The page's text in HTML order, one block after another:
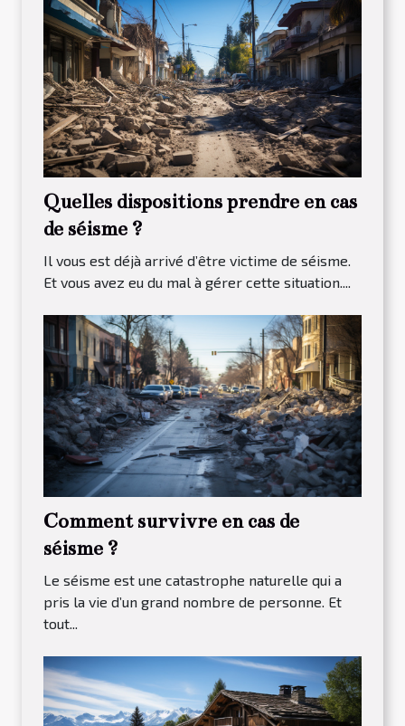
Quelles dispositions prendre en cas
de séisme ?
Il vous est déjà arrivé d’être victime de séisme.
Et vous avez eu du mal à gérer cette situation....
Comment survivre en cas de
séisme ?
Le séisme est une catastrophe naturelle qui a
pris la vie d’un grand nombre de personne. Et
tout...